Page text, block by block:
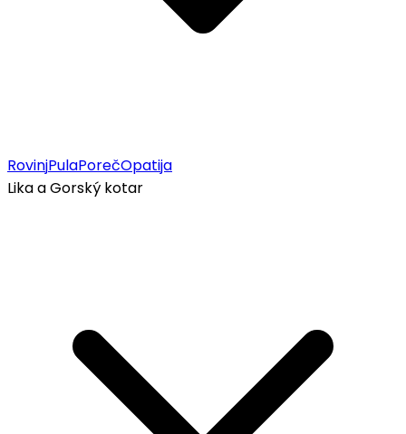
RovinjPulaPorečOpatija
Lika a Gorský kotar